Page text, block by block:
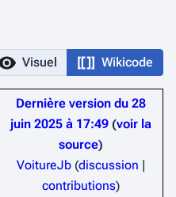
Visuel Wikicode
Dernière version du 28
juin 2025 à 17:49 voir la
source
VoitureJb (discussion |
contributions)